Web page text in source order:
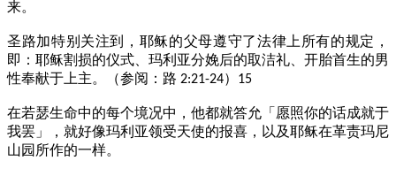
来。
圣路加特别关注到，耶稣的父母遵守了法律上所有的规定，
即：耶稣割损的仪式、玛利亚分娩后的取洁礼、开胎首生的男
性奉献于上主。（参阅：路 2:21-24） 15
在若瑟生命中的每个境况中，他都就答允「愿照你的话成就于
我罢」，就好像玛利亚领受天使的报喜，以及耶稣在革责玛尼
山园所作的一样。